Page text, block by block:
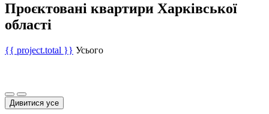
Проєктовані квартири Харківської
області
{{ project.total }} Усього
Дивитися усе